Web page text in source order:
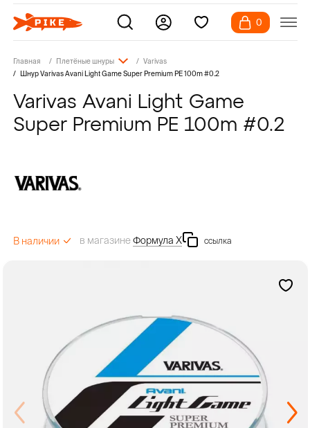
0
Главная Плетёные шнуры
Varivas
Шнур Varivas Avani Light Game Super Premium PE 100m #0.2
Varivas Avani Light Game
Super Premium PE 100m #0.2
В наличии в магазинеФормула Х ссылка